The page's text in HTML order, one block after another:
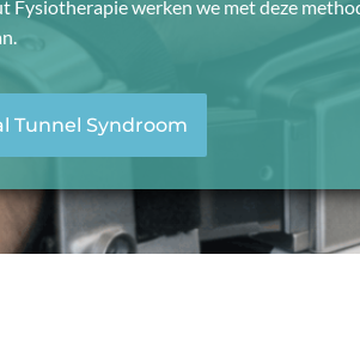
Fysiotherapie werken we met deze
Tunnel Syndroom